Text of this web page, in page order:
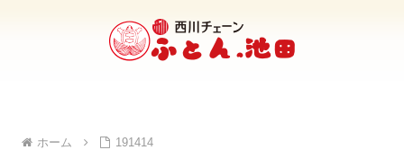
ホーム 191414